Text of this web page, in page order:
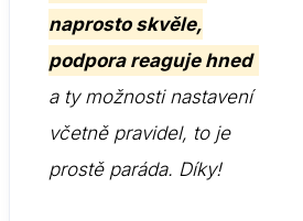
naprosto skvěle,
podpora reaguje hned
a ty možnosti nastavení
včetně pravidel, to je
prostě paráda. Díky!